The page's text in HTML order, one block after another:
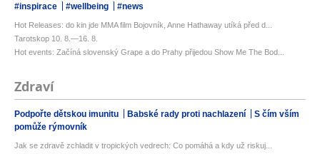
#inspirace #wellbeing #news
Hot Releases: do kin jde MMA film Bojovník, Anne Hathaway utíká před d...
Tarotskop 10. 8.—16. 8.
Hot events: Začíná slovenský Grape a do Prahy přijedou Show Me The Bod...
Zdraví
Podpořte dětskou imunitu Babské rady proti nachlazení
S čím vším
pomůže rýmovník
Jak se zdravě zchladit v tropických vedrech: Co pomáhá a kdy už riskuj...